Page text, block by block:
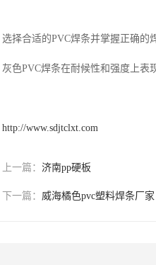
选择合适的PVC焊条并掌握正确的
灰色PVC焊条在耐候性和强度上表
http://www.sdjtclxt.com
上一篇： 济南pp硬板
下一篇： 威海橘色pvc塑料焊条厂家